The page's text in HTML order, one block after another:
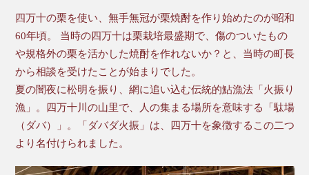
四万十の栗を使い、無手無冠が栗焼酎を作り始めたのが昭和
60年頃。 当時の四万十は栗栽培最盛期で、傷のついたもの
や規格外の栗を活かした焼酎を作れないか？と、当時の町長
から相談を受けたことが始まりでした。
夏の闇夜に松明を振り、網に追い込む伝統的鮎漁法「火振り
漁」。四万十川の山里で、人の集まる場所を意味する「駄場
（ダバ）」。「ダバダ火振」は、四万十を象徴するこの二つ
より名付けられました。